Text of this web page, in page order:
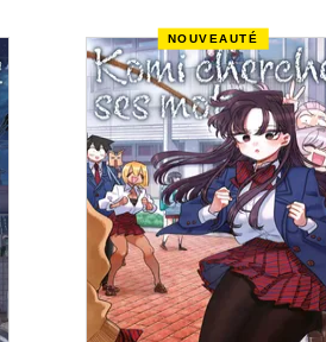
NOUVEAUTÉ